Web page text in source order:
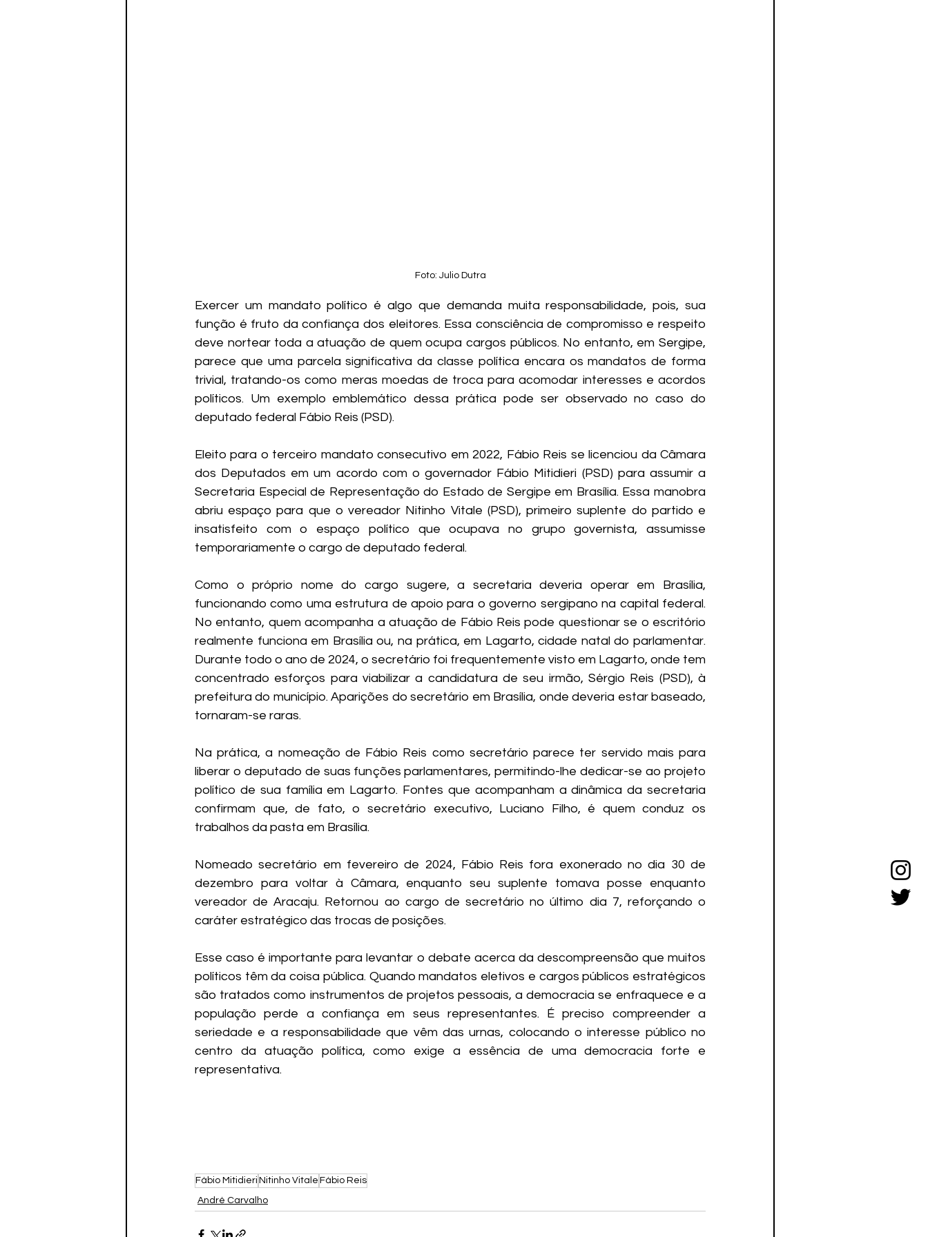
Foto: Julio Dutra
Exercer um mandato político é algo que demanda muita responsabilidade, pois, sua
função é fruto da confiança dos eleitores. Essa consciência de compromisso e respeito
deve nortear toda a atuação de quem ocupa cargos públicos. No entanto, em Sergipe,
parece que uma parcela significativa da classe política encara os mandatos de forma
trivial, tratando-os como meras moedas de troca para acomodar interesses e acordos
políticos. Um exemplo emblemático dessa prática pode ser observado no caso do
deputado federal Fábio Reis (PSD).
Eleito para o terceiro mandato consecutivo em 2022, Fábio Reis se licenciou da Câmara
dos Deputados em um acordo com o governador Fábio Mitidieri (PSD) para assumir a
Secretaria Especial de Representação do Estado de Sergipe em Brasília. Essa manobra
abriu espaço para que o vereador Nitinho Vitale (PSD), primeiro suplente do partido e
insatisfeito com o espaço político que ocupava no grupo governista, assumisse
temporariamente o cargo de deputado federal.
Como o próprio nome do cargo sugere, a secretaria deveria operar em Brasília,
funcionando como uma estrutura de apoio para o governo sergipano na capital federal.
No entanto, quem acompanha a atuação de Fábio Reis pode questionar se o escritório
realmente funciona em Brasília ou, na prática, em Lagarto, cidade natal do parlamentar.
Durante todo o ano de 2024, o secretário foi frequentemente visto em Lagarto, onde tem
concentrado esforços para viabilizar a candidatura de seu irmão, Sérgio Reis (PSD), à
prefeitura do município. Aparições do secretário em Brasília, onde deveria estar baseado,
tornaram-se raras.
Na prática, a nomeação de Fábio Reis como secretário parece ter servido mais para
liberar o deputado de suas funções parlamentares, permitindo-lhe dedicar-se ao projeto
político de sua família em Lagarto. Fontes que acompanham a dinâmica da secretaria
confirmam que, de fato, o secretário executivo, Luciano Filho, é quem conduz os
trabalhos da pasta em Brasília.
Nomeado secretário em fevereiro de 2024, Fábio Reis fora exonerado no dia 30 de
dezembro para voltar à Câmara, enquanto seu suplente tomava posse enquanto
vereador de Aracaju. Retornou ao cargo de secretário no último dia 7, reforçando o
caráter estratégico das trocas de posições.
Esse caso é importante para levantar o debate acerca da descompreensão que muitos
políticos têm da coisa pública. Quando mandatos eletivos e cargos públicos estratégicos
são tratados como instrumentos de projetos pessoais, a democracia se enfraquece e a
população perde a confiança em seus representantes. É preciso compreender a
seriedade e a responsabilidade que vêm das urnas, colocando o interesse público no
centro da atuação política, como exige a essência de uma democracia forte e
representativa.
Fábio Mitidieri Nitinho Vitale Fábio Reis
André Carvalho